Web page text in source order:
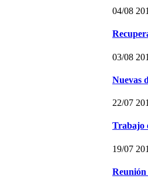
04/08
03/08
Nuevas
22/07
Trabajo
19/07
Reunión